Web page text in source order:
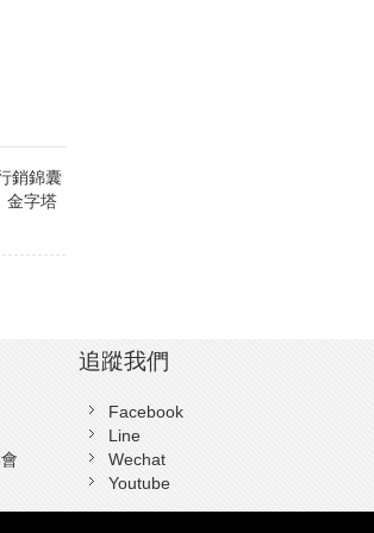
銷錦囊
金字塔
追蹤我們
Facebook
Line
Wechat
Youtube